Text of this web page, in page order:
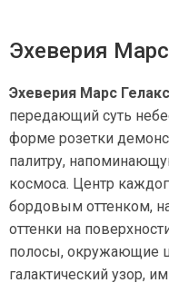
Эхеверия
Эхеверия Марс
передающий суть
форме розетки
палитру,
космоса. Центр
бордовым оттенком,
оттенки на
полосы, окружающие
галактический узор,